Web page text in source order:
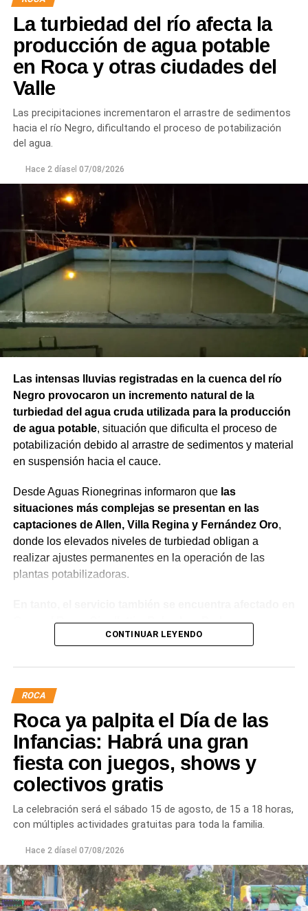
juntas para mejorar la durabilidad de la infraestructura.
Desde el DPA destacaron que esta intervención forma
parte del plan de mantenimiento y renovación de la
infraestructura hídrica provincial, con el propósito de
optimizar la conducción del agua, preservar el Canal
seguro para los productores del Alto Valle.
La turbiedad del río afecta la
producción de agua potable
en Roca y otras ciudades del
Valle
Las precipitaciones incrementaron el arrastre de sedimentos
hacia el río Negro, dificultando el proceso de potabilización
del agua.
Hace 2 díasel 07/08/2026
Las intensas lluvias registradas en la cuenca del río
Negro provocaron un incremento natural de la
turbiedad del agua cruda utilizada para la producción
de agua potable, situación que dificulta el proceso de
potabilización debido al arrastre de sedimentos y material
en suspensión hacia el cauce.
Desde Aguas Rionegrinas informaron que las
situaciones más complejas se presentan en las
captaciones de Allen, Villa Regina y Fernández Oro,
donde los elevados niveles de turbiedad obligan a
realizar ajustes permanentes en la operación de las
plantas potabilizadoras.
General Roca, Cipolletti y Balsa Las Perlas,
localidades donde podrían registrarse bajas de
trabaja para sostener la producción de agua potable.
Por otra parte, en Gral. E. Godoy se registran valores de
turbiedad cercanos a 80 NTU, mientras que en
Chichinales rondan los 10 NTU. En ambos casos, las
plantas continúan funcionando con monitoreo
permanente.
Los equipos técnicos de Aguas Rionegrinas mantienen
un seguimiento constante de la evolución de la turbiedad
para adecuar la producción de agua potable de acuerdo
con las condiciones que presenta el río.
CONTINUAR LEYENDO
ROCA
Roca ya palpita el Día de las
Infancias: Habrá una gran
fiesta con juegos, shows y
colectivos gratis
La celebración será el sábado 15 de agosto, de 15 a 18 horas,
con múltiples actividades gratuitas para toda la familia.
Hace 2 díasel 07/08/2026